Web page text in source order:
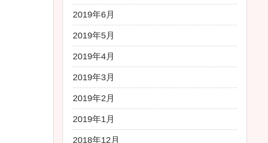
2019年6月
2019年5月
2019年4月
2019年3月
2019年2月
2019年1月
2018年12月